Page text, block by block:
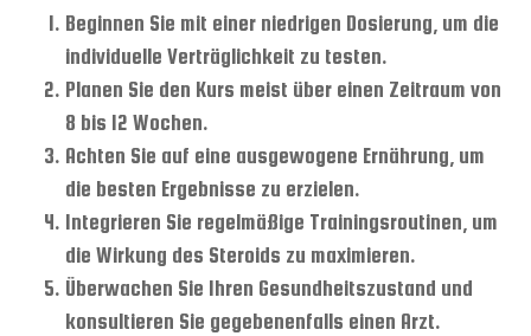
Beginnen Sie mit einer niedrigen Dosierung, um die
individuelle Verträglichkeit zu testen.
Planen Sie den Kurs meist über einen Zeitraum von
8 bis 12 Wochen.
Achten Sie auf eine ausgewogene Ernährung, um
die besten Ergebnisse zu erzielen.
Integrieren Sie regelmäßige Trainingsroutinen, um
die Wirkung des Steroids zu maximieren.
Überwachen Sie Ihren Gesundheitszustand und
konsultieren Sie gegebenenfalls einen Arzt.